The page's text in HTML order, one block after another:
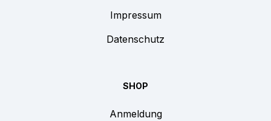
Impressum
Datenschutz
SHOP
Anmeldung